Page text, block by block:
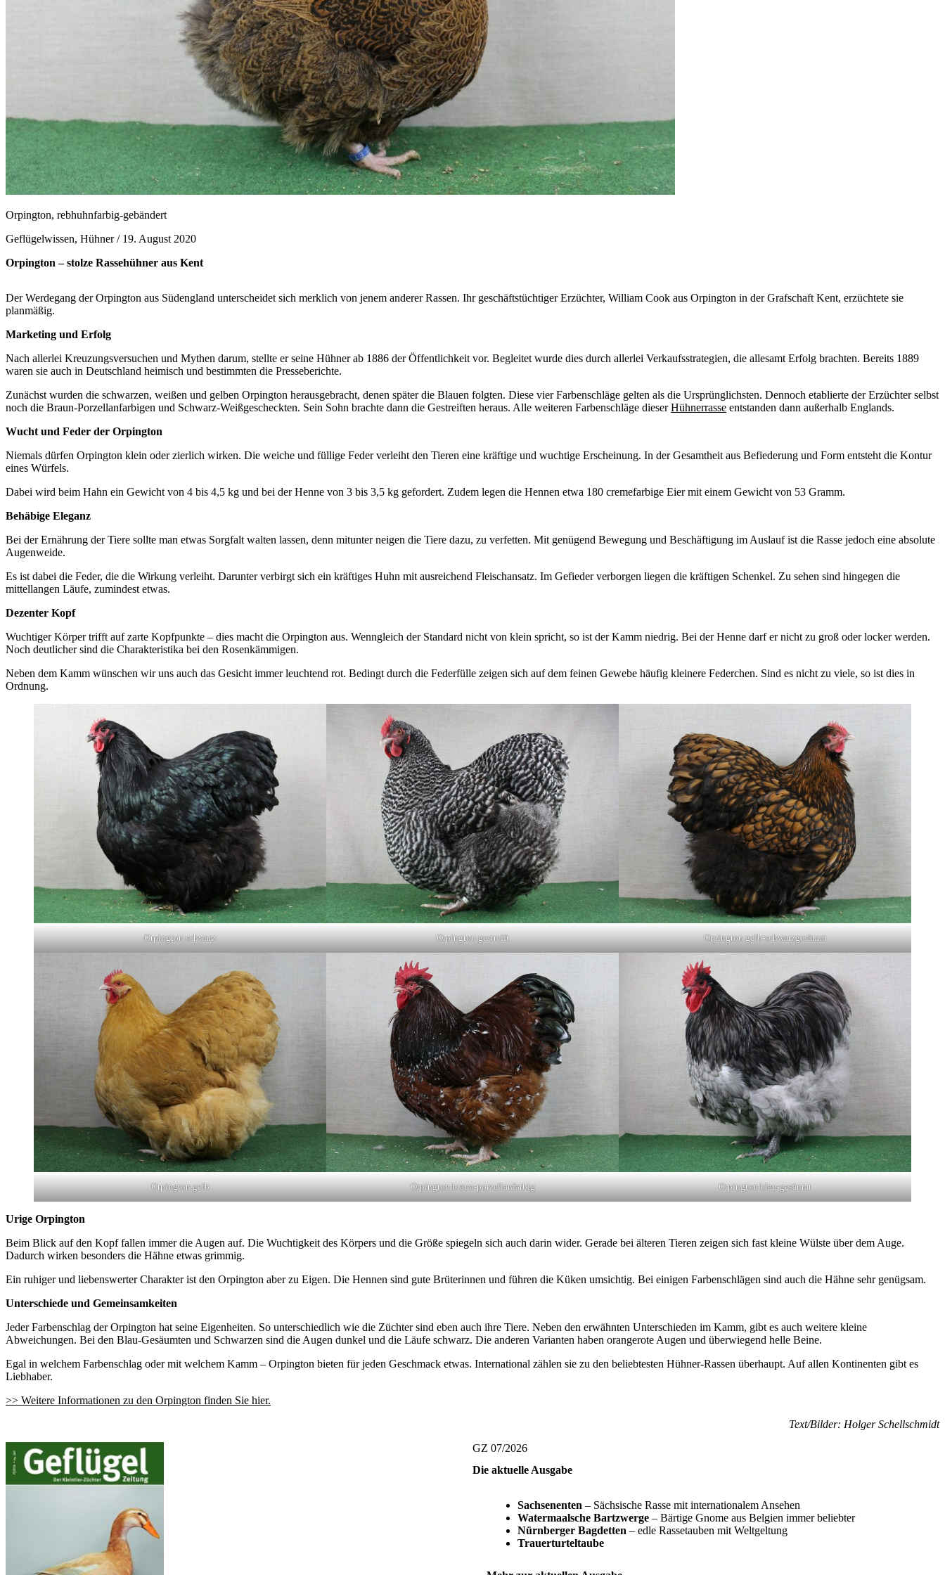
Orpington, rebhuhnfarbig-gebändert
Geflügelwissen, Hühner / 19. August 2020
Orpington – stolze Rassehühner aus Kent
Der Werdegang der Orpington aus Südengland unterscheidet sich merklich von jenem anderer Rassen. Ihr geschäftstüchtiger Erzüchter, William Cook aus Orpington in der Grafschaft Kent, erzüchtete sie
planmäßig.
Marketing und Erfolg
Nach allerlei Kreuzungsversuchen und Mythen darum, stellte er seine Hühner ab 1886 der Öffentlichkeit vor. Begleitet wurde dies durch allerlei Verkaufsstrategien, die allesamt Erfolg brachten. Bereits 1889
waren sie auch in Deutschland heimisch und bestimmten die Presseberichte.
Zunächst wurden die schwarzen, weißen und gelben Orpington herausgebracht, denen später die Blauen folgten. Diese vier Farbenschläge gelten als die Ursprünglichsten. Dennoch etablierte der Erzüchter selbst
noch die Braun-Porzellanfarbigen und Schwarz-Weißgescheckten. Sein Sohn brachte dann die Gestreiften heraus. Alle weiteren Farbenschläge dieserHühnerrasse entstanden dann außerhalb Englands.
Wucht und Feder der Orpington
Niemals dürfen Orpington klein oder zierlich wirken. Die weiche und füllige Feder verleiht den Tieren eine kräftige und wuchtige Erscheinung. In der Gesamtheit aus Befiederung und Form entsteht die Kontur
eines Würfels.
Dabei wird beim Hahn ein Gewicht von 4 bis 4,5 kg und bei der Henne von 3 bis 3,5 kg gefordert. Zudem legen die Hennen etwa 180 cremefarbige Eier mit einem Gewicht von 53 Gramm.
Behäbige Eleganz
Bei der Ernährung der Tiere sollte man etwas Sorgfalt walten lassen, denn mitunter neigen die Tiere dazu, zu verfetten. Mit genügend Bewegung und Beschäftigung im Auslauf ist die Rasse jedoch eine absolute
Augenweide.
Es ist dabei die Feder, die die Wirkung verleiht. Darunter verbirgt sich ein kräftiges Huhn mit ausreichend Fleischansatz. Im Gefieder verborgen liegen die kräftigen Schenkel. Zu sehen sind hingegen die
mittellangen Läufe, zumindest etwas.
Dezenter Kopf
Wuchtiger Körper trifft auf zarte Kopfpunkte – dies macht die Orpington aus. Wenngleich der Standard nicht von klein spricht, so ist der Kamm niedrig. Bei der Henne darf er nicht zu groß oder locker werden.
Noch deutlicher sind die Charakteristika bei den Rosenkämmigen.
Neben dem Kamm wünschen wir uns auch das Gesicht immer leuchtend rot. Bedingt durch die Federfülle zeigen sich auf dem feinen Gewebe häufig kleinere Federchen. Sind es nicht zu viele, so ist dies in
Ordnung.
Orpington schwarz Orpington gestreift Orpington gelb-schwarzgesäumt
Orpington gelb Orpington braun-porzellanfarbig Orpington blau-gesäumt
Urige Orpington
Beim Blick auf den Kopf fallen immer die Augen auf. Die Wuchtigkeit des Körpers und die Größe spiegeln sich auch darin wider. Gerade bei älteren Tieren zeigen sich fast kleine Wülste über dem Auge.
Dadurch wirken besonders die Hähne etwas grimmig.
Ein ruhiger und liebenswerter Charakter ist den Orpington aber zu Eigen. Die Hennen sind gute Brüterinnen und führen die Küken umsichtig. Bei einigen Farbenschlägen sind auch die Hähne sehr genügsam.
Unterschiede und Gemeinsamkeiten
Jeder Farbenschlag der Orpington hat seine Eigenheiten. So unterschiedlich wie die Züchter sind eben auch ihre Tiere. Neben den erwähnten Unterschieden im Kamm, gibt es auch weitere kleine
Abweichungen. Bei den Blau-Gesäumten und Schwarzen sind die Augen dunkel und die Läufe schwarz. Die anderen Varianten haben orangerote Augen und überwiegend helle Beine.
Egal in welchem Farbenschlag oder mit welchem Kamm – Orpington bieten für jeden Geschmack etwas. International zählen sie zu den beliebtesten Hühner-Rassen überhaupt. Auf allen Kontinenten gibt es
Liebhaber.
>> Weitere Informationen zu den Orpington finden Sie hier.
Text/Bilder: Holger Schellschmidt
GZ 07/2026
Die aktuelle Ausgabe
Sachsenenten – Sächsische Rasse mit internationalem Ansehen
Watermaalsche Bartzwerge – Bärtige Gnome aus Belgien immer beliebter
Nürnberger Bagdetten – edle Rassetauben mit Weltgeltung
Trauerturteltaube